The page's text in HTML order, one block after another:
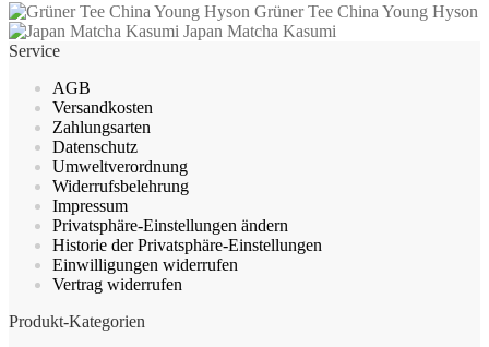
weist
mehrere
werden
Grüner Tee China Young Hyson
Japan Matcha Kasumi
Service
AGB
Versandkosten
Zahlungsarten
Datenschutz
Umweltverordnung
Widerrufsbelehrung
Impressum
Privatsphäre-Einstellungen ändern
Historie der Privatsphäre-Einstellungen
Einwilligungen widerrufen
Vertrag widerrufen
Produkt-Kategorien